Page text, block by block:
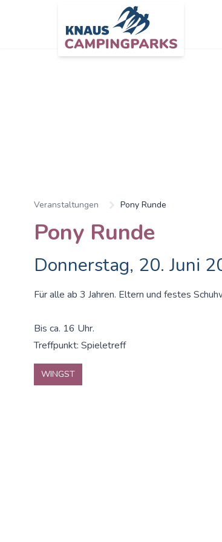
Zum Hauptinhalt springen
Veranstaltungen Pony Runde
Pony Runde
Donnerstag, 20. Juni
Für alle ab 3 Jahren. Eltern und festes
Bis ca. 16 Uhr.
Treffpunkt: Spieletreff
WINGST